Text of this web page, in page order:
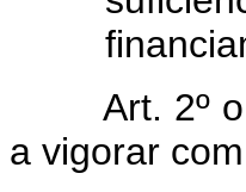
Art. 2º
a vigorar